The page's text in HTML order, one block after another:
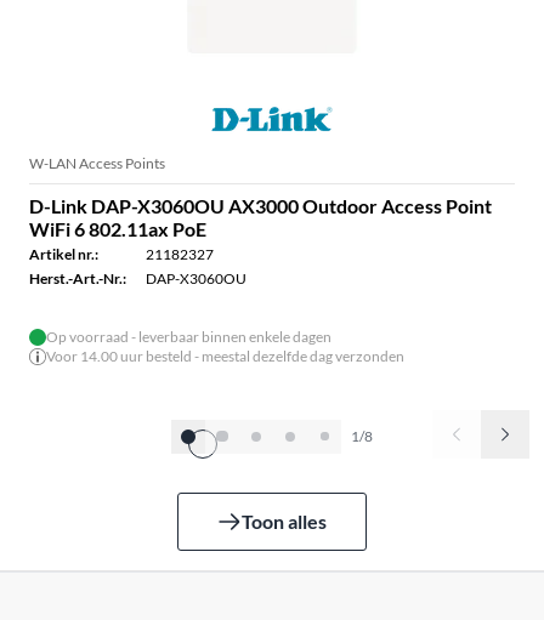
W-LAN Access Points
D-Link DAP-X3060OU AX3000 Outdoor Access Point
WiFi 6 802.11ax PoE
Artikel nr.:
21182327
Herst.-Art.-Nr.:
DAP-X3060OU
Op voorraad - leverbaar binnen enkele dagen
Voor 14.00 uur besteld - meestal dezelfde dag verzonden
1/8
Toon alles